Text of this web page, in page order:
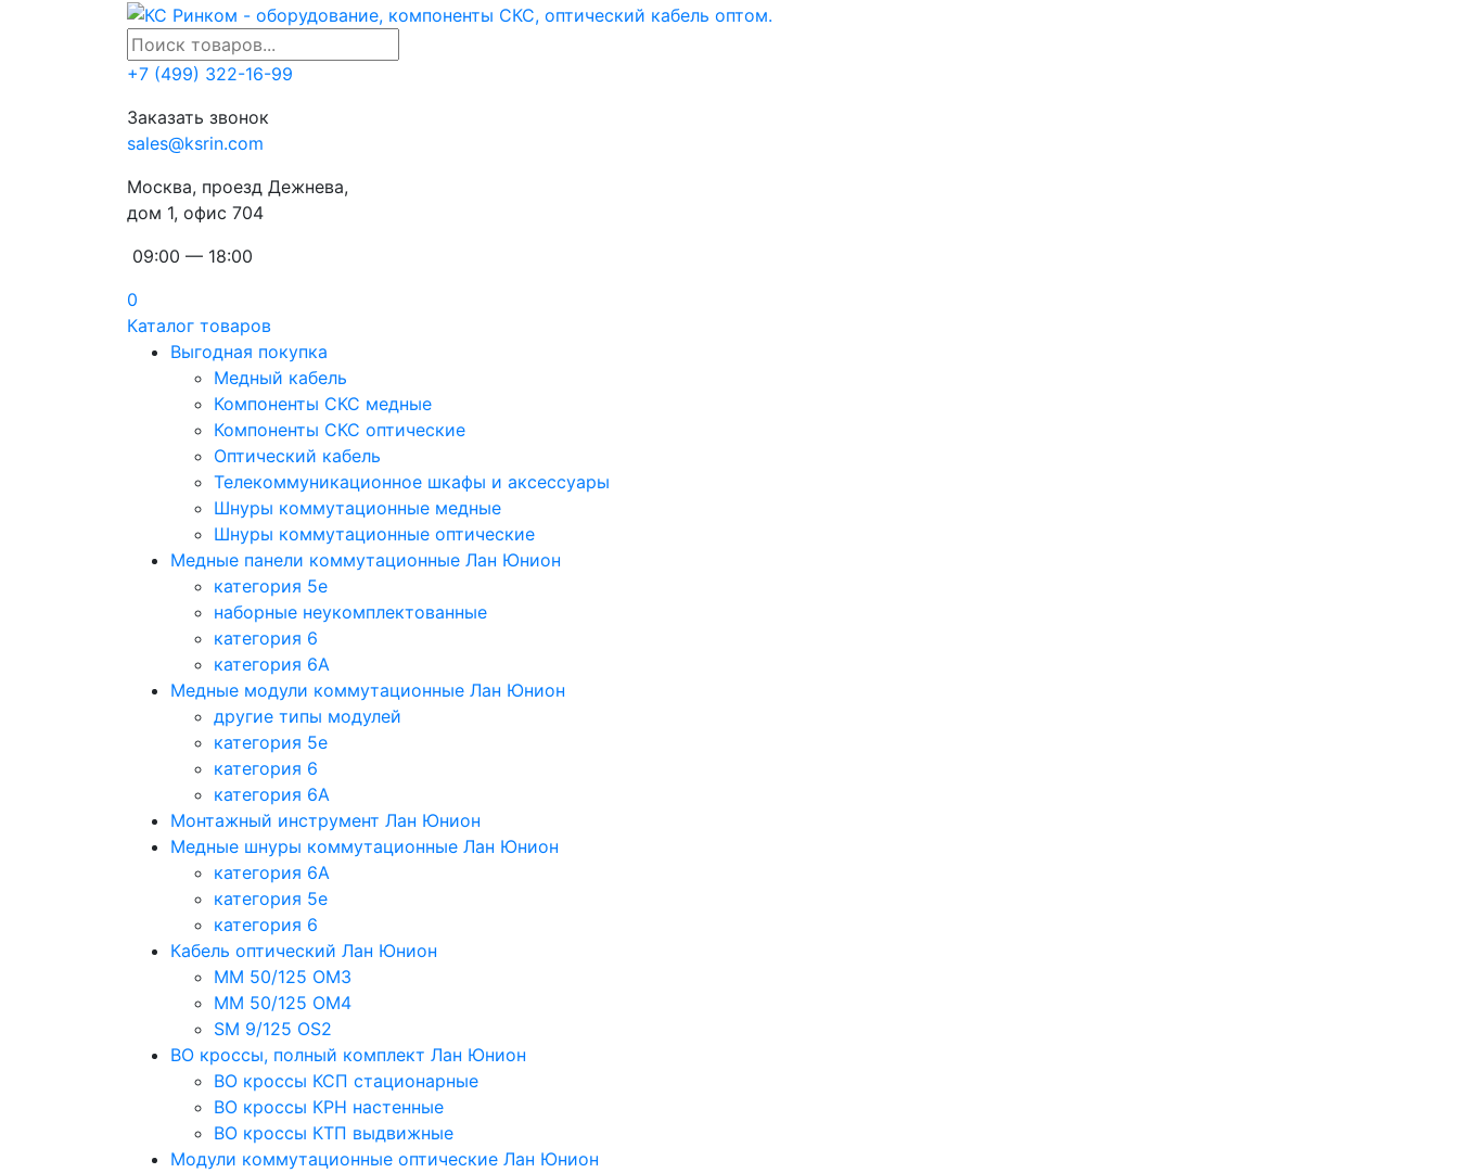
+7 (499) 322-16-99
Заказать звонок
sales@ksrin.com
Москва, проезд Дежнева,
дом 1, офис 704
09:00 — 18:00
0
Каталог товаров
Выгодная покупка
Медный кабель
Компоненты СКС медные
Компоненты СКС оптические
Оптический кабель
Телекоммуникационное шкафы и аксессуары
Шнуры коммутационные медные
Шнуры коммутационные оптические
Медные панели коммутационные Лан Юнион
категория 5e
наборные неукомплектованные
категория 6
категория 6A
Медные модули коммутационные Лан Юнион
другие типы модулей
категория 5е
категория 6
категория 6A
Монтажный инструмент Лан Юнион
Медные шнуры коммутационные Лан Юнион
категория 6A
категория 5e
категория 6
Кабель оптический Лан Юнион
MM 50/125 OM3
MM 50/125 OM4
SM 9/125 OS2
ВО кроссы, полный комплект Лан Юнион
ВО кроссы КСП стационарные
ВО кроссы КРН настенные
ВО кроссы КТП выдвижные
Модули коммутационные оптические Лан Юнион